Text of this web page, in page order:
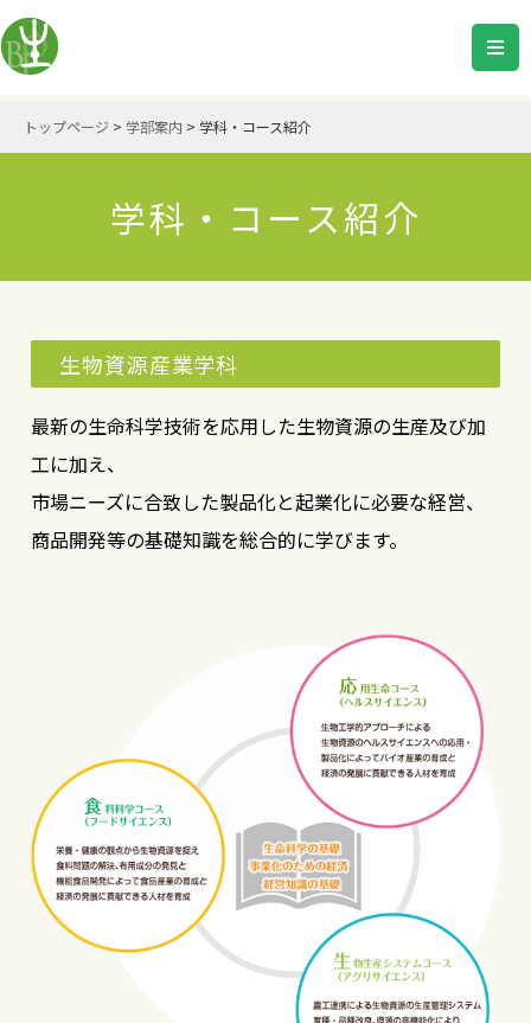
トップページ > 学部案内 > 学科・コース紹介
学科・コース紹介
生物資源産業学科
最新の生命科学技術を応用した生物資源の生産及び加
工に加え、
市場ニーズに合致した製品化と起業化に必要な経営、
商品開発等の基礎知識を総合的に学びます。